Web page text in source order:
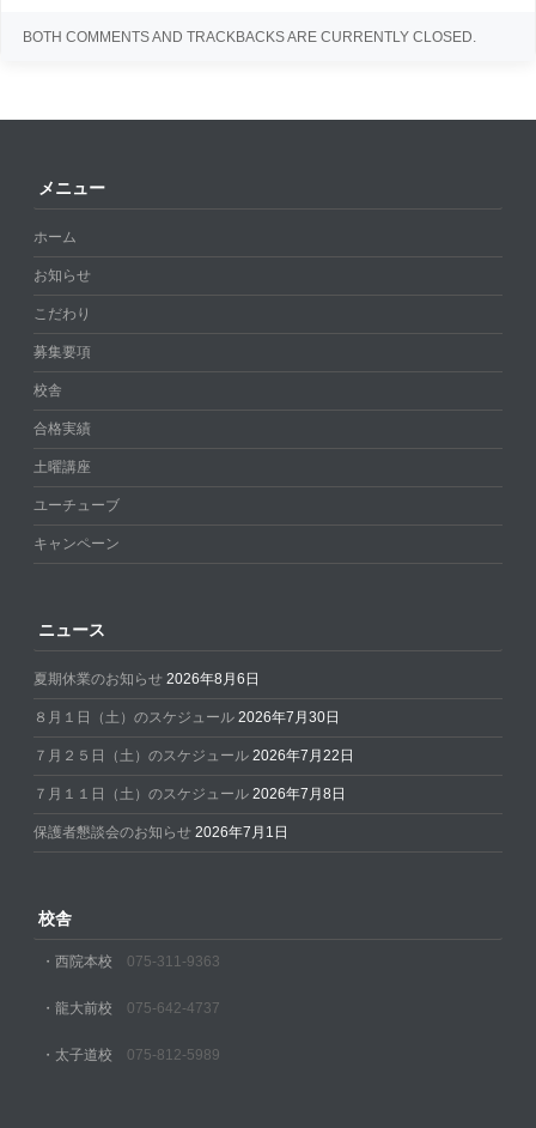
BOTH COMMENTS AND TRACKBACKS ARE CURRENTLY CLOSED.
メニュー
ホーム
お知らせ
こだわり
募集要項
校舎
合格実績
土曜講座
ユーチューブ
キャンペーン
ニュース
夏期休業のお知らせ 2026年8月6日
８月１日（土）のスケジュール 2026年7月30日
７月２５日（土）のスケジュール 2026年7月22日
７月１１日（土）のスケジュール 2026年7月8日
保護者懇談会のお知らせ 2026年7月1日
校舎
・西院本校 075-311-9363
・龍大前校 075-642-4737
・太子道校 075-812-5989